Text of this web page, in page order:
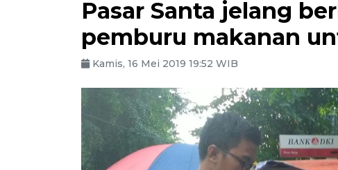
Pasar Santa jelang
pemburu makanan
Kamis, 16 Mei 2019 19:52 WIB